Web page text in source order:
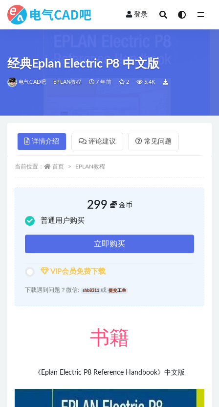
登录
经典Eplan Electric P8 中文版
电气CAD吧 EPLAN教程 7 年前 2 5.4K
详情介绍 评论建议 常见问题
当前位置： 首页 EPLAN教程
299 金币
普通用户购买
立即购买
VIP会员免费下载
下载遇到问题？微信: shb8311 或 提交工单
书籍
《Eplan Electric P8 Reference Handbook》 中文版